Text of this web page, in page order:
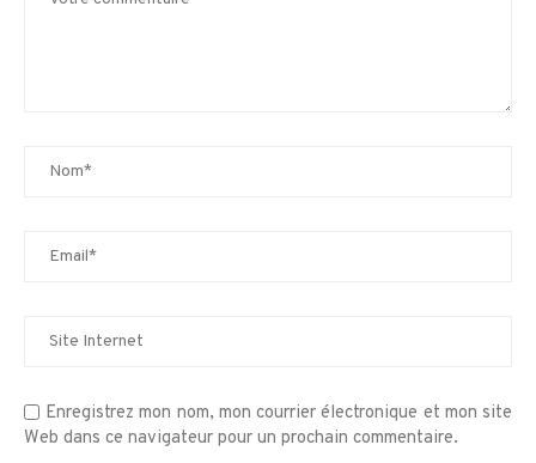
Enregistrez mon nom, mon courrier électronique et mon site
Web dans ce navigateur pour un prochain commentaire.